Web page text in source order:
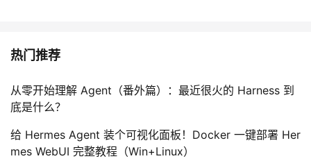
热门推荐
从零开始理解 Agent（番外篇）：最近很火的 Harness 到
底是什么？
给 Hermes Agent 装个可视化面板！Docker 一键部署 Her
mes WebUI 完整教程（Win+Linux）